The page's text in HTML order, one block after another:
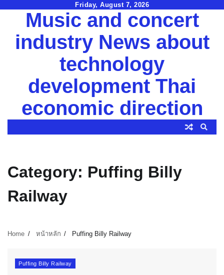
Friday, August 7, 2026
Music and concert
industry News about
technology
development Thai
economic direction
Category: Puffing Billy
Railway
Home หน้าหลัก Puffing Billy Railway
Puffing Billy Railway